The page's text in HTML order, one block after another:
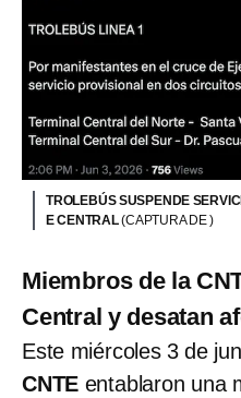
TROLEBÚS SUSPENDE
E CENTRAL(CAPTURA DE )
Miembros de la
Central y desatan
Este miércoles 3 de
CNTE entablaron una